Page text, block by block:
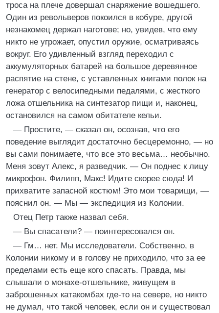
троса на плече довершал снаряжение вошедшего.
Один из револьверов покоился в кобуре, другой
незнакомец держал наготове; но, увидев, что ему
никто не угрожает, опустил оружие, осматриваясь
вокруг. Его удивленный взгляд переходил с
аккумуляторных батарей на большое деревянное
распятие на стене, с уставленных книгами полок на
генератор с велосипедными педалями, с жесткого
ложа отшельника на синтезатор пищи и, наконец,
остановился на самом обитателе кельи.
— Простите, — сказал он, осознав, что его
поведение выглядит достаточно бесцеремонно, — но
вы сами понимаете, что все это весьма… необычно.
Меня зовут Алекс, я разведчик. — Он поднес к лицу
микрофон. Филипп, Макс! Идите скорее сюда! И
прихватите запасной костюм! Это мои товарищи, —
пояснил он. — Мы — экспедиция из Колонии.
Отец Петр также назвал себя.
— Вы спасатели? — поинтересовался он.
— Гм… нет. Мы исследователи. Собственно, в
Колонии никому и в голову не приходило, что за ее
пределами есть еще кого спасать. Правда, мы
слышали о монахе-отшельнике, живущем в
заброшенных катакомбах где-то на севере, но никто
не думал, что такой человек, если он и существовал